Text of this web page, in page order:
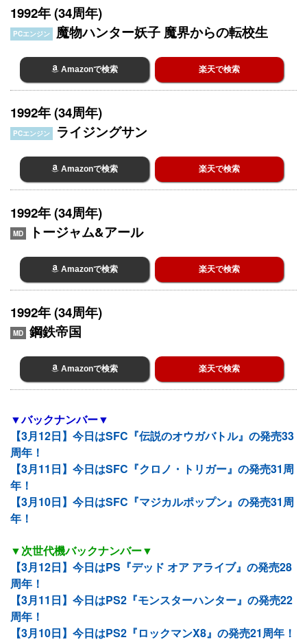
1992年 (34周年)
PCエンジン 魔物ハンター妖子 魔界からの転校生
Amazonで検索 楽天で検索
1992年 (34周年)
PCエンジン ライジングサン
Amazonで検索 楽天で検索
1992年 (34周年)
MD トージャム&アール
Amazonで検索 楽天で検索
1992年 (34周年)
MD 鋼鉄帝国
Amazonで検索 楽天で検索
▼バックナンバー▼
【3月12日】今日はSFC『伝説のオウガバトル』の発売33
周年！
【3月11日】今日はSFC『クロノ・トリガー』の発売31周
年！
【3月10日】今日はSFC『マジカルポップン』の発売31周
年！
▼次世代機バックナンバー▼
【3月12日】今日はPS『デッド オア アライブ』の発売28
周年！
【3月11日】今日はPS2『モンスターハンター』の発売22
周年！
【3月10日】今日はPS2『ロックマンX8』の発売21周年！